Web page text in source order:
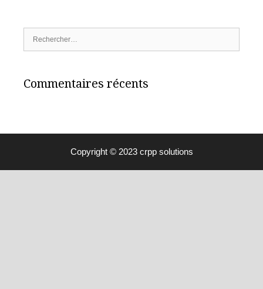
Rechercher :
Commentaires récents
Copyright © 2023 crpp solutions